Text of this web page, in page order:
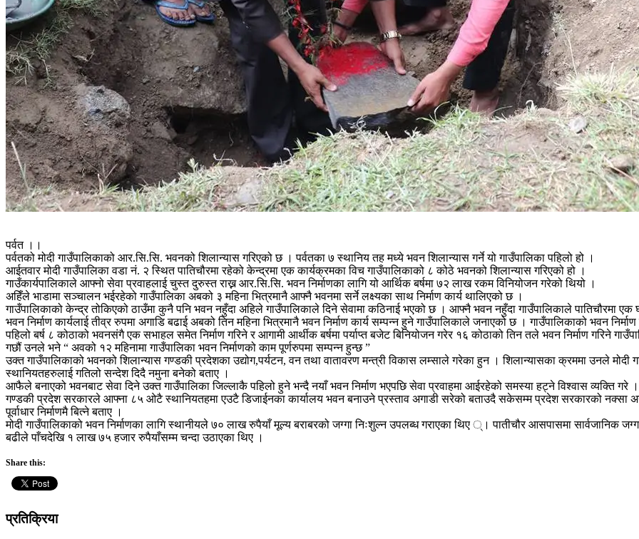
पर्वत ।।
पर्वतको मोदी गाउँपालिकाको आर.सि.सि. भवनको शिलान्यास गरिएको छ । पर्वतका ७ स्थानिय तह मध्ये भवन शिलान्यास गर्ने यो गाउँपालिका पहिलो हो ।
आईतवार मोदी गाउँपालिका वडा नं. २ स्थित पातिचौरमा रहेको केन्द्रमा एक कार्यक्रमका विच गाउँपालिकाको ८ कोठे भवनको शिलान्यास गरिएको हो ।
गाउँकार्यपालिकाले आफ्नो सेवा प्रवाहलाई चुस्त दुरुस्त राख्न आर.सि.सि. भवन निर्माणका लागि यो आर्थिक बर्षमा ७२ लाख रकम विनियोजन गरेको थियो ।
अहिँले भाडामा सञ्चालन भईरहेको गाउँपालिका अबको ३ महिना भित्रमानै आफ्नै भवनमा सर्ने लक्ष्यका साथ निर्माण कार्य थालिएको छ ।
गाउँपालिकाको केन्द्र तोकिएको ठाउँमा कुनै पनि भवन नहुँदा अहिले गाउँपालिकाले दिने सेवामा कठिनाई भएको छ । आफ्नै भवन नहुँदा गाउँपालिकाले पातिचौरमा एक
भवन निर्माण कार्यलाई तीव्र रुपमा अगाडि बढाई अबको तिन महिना भित्रमानै भवन निर्माण कार्य सम्पन्न हुने गाउँपालिकाले जनाएको छ । गाउँपालिकाको भवन
पहिलो बर्ष ८ कोठाको भवनसंगै एक सभाहल समेत निर्माण गरिने र आगामी आर्थीक बर्षमा पर्याप्त बजेट बिनियोजन गरेर १६ कोठाको तिन तले भवन निर्माण गरिने
गछौं उनले भने “ अवको १२ महिनामा गाउँपालिका भवन निर्माणको काम पूर्णरुपमा सम्पन्न हुन्छ ”
उक्त गाउँपालिकाको भवनको शिलान्यास गण्डकी प्रदेशका उद्योग,पर्यटन, वन तथा वातावरण मन्त्री विकास लम्साले गरेका हुन । शिलान्यासका क्रममा उनले मोदी
स्थानियतहरुलाई गतिलो सन्देश दिदै नमुना बनेको बताए ।
आफैले बनाएको भवनबाट सेवा दिने उक्त गाउँपालिका जिल्लाकै पहिलो हुने भन्दै नयाँ भवन निर्माण भएपछि सेवा प्रवाहमा आईरहेको समस्या हट्ने विश्वास व्यक्ति गरे ।
गण्डकी प्रदेश सरकारले आफ्ना ८५ ओटै स्थानियतहमा एउटै डिजाईनका कार्यालय भवन बनाउने प्रस्ताव अगाडी सरेको बताउदै सकेसम्म प्रदेश सरकारको नक्सा
पूर्वाधार निर्माणमै बित्ने बताए ।
मोदी गाउँपालिकाको भवन निर्माणका लागि स्थानीयले ७० लाख रुपैयाँ मूल्य बराबरको जग्गा निःशुल्न उपलब्ध गराएका थिए ्। पातीचौर आसपासमा सार्वजानिक
बढीले पाँचदेखि १ लाख ७५ हजार रुपैयाँसम्म चन्दा उठाएका थिए ।
Share this:
प्रतिक्रिया